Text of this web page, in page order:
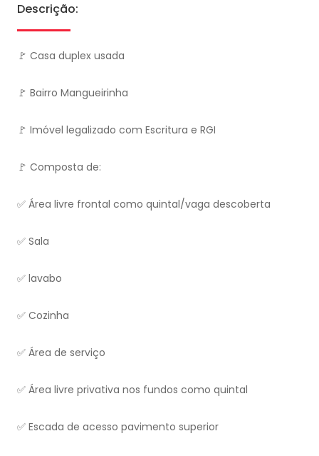
Descrição:
🚩 Casa duplex usada
🚩 Bairro Mangueirinha
🚩 Imóvel legalizado com Escritura e RGI
🚩 Composta de:
✅ Área livre frontal como quintal/vaga descoberta
✅ Sala
✅ lavabo
✅ Cozinha
✅ Área de serviço
✅ Área livre privativa nos fundos como quintal
✅ Escada de acesso pavimento superior